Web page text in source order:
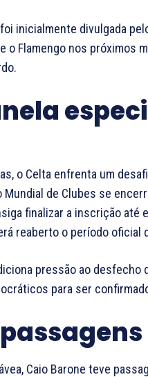
inicialmente divulgada pelo
o Flamengo nos próximos
o Celta enfrenta um
Mundial de Clubes se
finalizar a inscrição até
reaberto o período oficial
pressão ao desfecho
para ser
Caio Barone teve